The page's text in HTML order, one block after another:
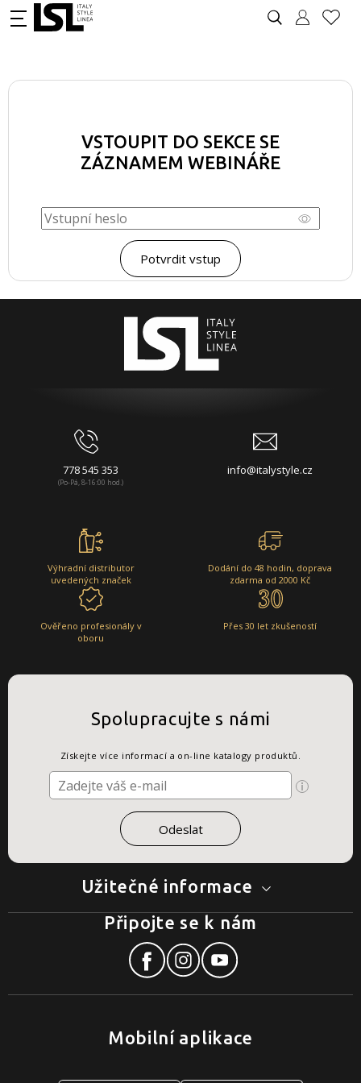
VSTOUPIT DO SEKCE SE
ZÁZNAMEM WEBINÁŘE
778 545 353
(Po-Pá, 8-16:00 hod.)
info@italystyle.cz
Výhradní distributor
uvedených značek
Dodání do 48 hodin, doprava
zdarma od 2000 Kč
Ověřeno profesionály v
oboru
Přes 30 let zkušeností
Užitečné informace
Spolupracujte s námi
Získejte více informací a on-line katalogy produktů.
Mobilní aplikace
Připojte se k nám